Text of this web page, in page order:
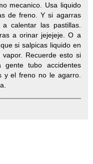
mecanico. Usa liquido
de freno. Y si agarras
calentar las pastillas.
a orinar jejejeje. O a
si salpicas liquido en
Recuerde esto si
gente tubo accidentes
y el freno no le agarro.